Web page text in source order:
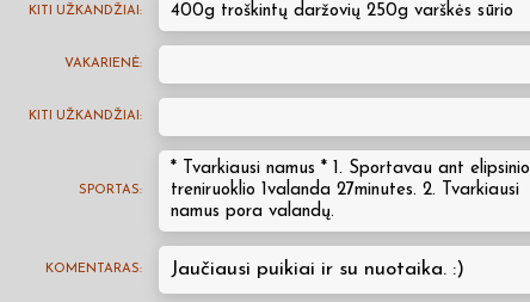
KITI UŽKANDŽIAI: 400g troškintų daržovių 250g varškės sūrio
VAKARIENĖ:
KITI UŽKANDŽIAI:
SPORTAS:
* Tvarkiausi namus * 1. Sportavau ant elipsinio
treniruoklio 1valanda 27minutes. 2. Tvarkiausi
namus pora valandų.
KOMENTARAS: Jaučiausi puikiai ir su nuotaika. :)